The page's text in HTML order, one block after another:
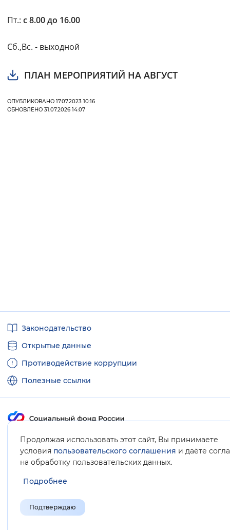
Пт.: с 8.00 до 16.00
Сб.,Вс. - выходной
ПЛАН МЕРОПРИЯТИЙ НА АВГУСТ
ОПУБЛИКОВАНО 17.07.2023 10:16
ОБНОВЛЕНО 31.07.2026 14:07
Продолжая использовать этот сайт, Вы принимаете
условия пользовательского соглашения и даёте
на обработку пользовательских данных.
Подробнее
Подтверждаю
ссылкиЗаконодательство
Открытые данные
Противодействие коррупции
Полезные ссылки
Карта сайта
© Социальный фонд России, 2008-2026